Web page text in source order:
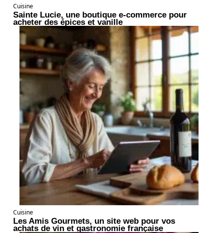
Cuisine
Sainte Lucie, une boutique e-commerce pour
acheter des épices et vanille
Cuisine
Les Amis Gourmets, un site web pour vos
achats de vin et gastronomie française